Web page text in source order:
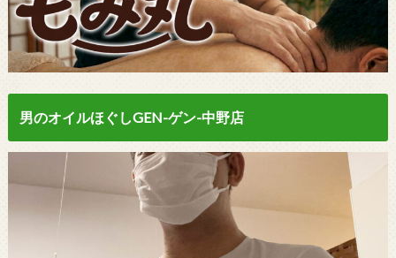
男のオイルほぐしGEN-ゲン-中野店